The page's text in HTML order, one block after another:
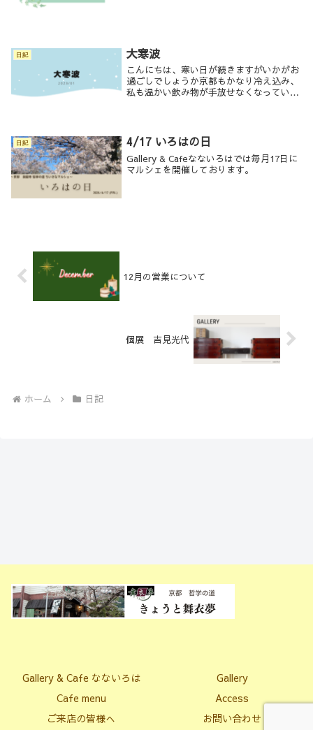
日記 大寒波
こんにちは、寒い日が続きますがいかがお
過ごしでしょうか京都もかなり冷え込み、
私も温かい飲み物が手放せなくなっていま
一面雪景色と...
日記 4/17 いろはの日
Gallery & Cafeなないろはでは毎月17日に
マルシェを開催しております。
12月の営業について
個展 吉見光代
ホーム 日記
Gallery & Cafe なないろは
Gallery
Cafe menu
Access
ご来店の皆様へ
お問い合わせ